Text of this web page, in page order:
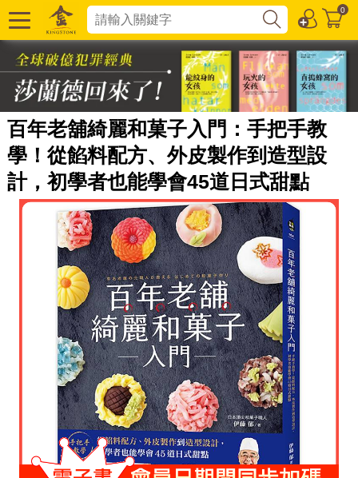
0
百年老舖綺麗和菓子入門：手把手教
學！從餡料配方、外皮製作到造型設
計，初學者也能學會45道日式甜點